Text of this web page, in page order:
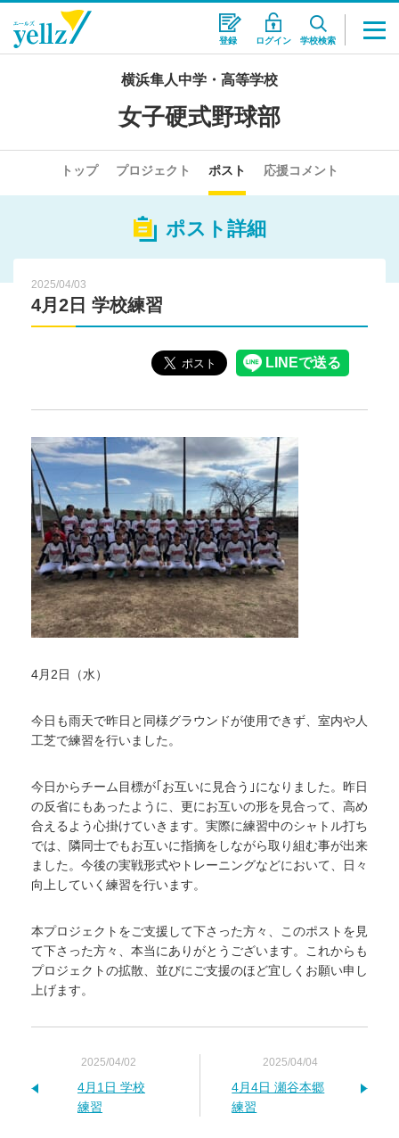
登録 ログイン 学校検索
横浜隼人中学・高等学校
女子硬式野球部
トップ プロジェクト ポスト 応援コメント
ポスト詳細
2025/04/03
4月2日 学校練習
4月2日（水）
今日も雨天で昨日と同様グラウンドが使用できず、室内や人
工芝で練習を行いました。
今日からチーム目標が｢お互いに見合う｣になりました。昨日
の反省にもあったように、更にお互いの形を見合って、高め
合えるよう心掛けていきます。実際に練習中のシャトル打ち
では、隣同士でもお互いに指摘をしながら取り組む事が出来
ました。今後の実戦形式やトレーニングなどにおいて、日々
向上していく練習を行います。
本プロジェクトをご支援して下さった方々、このポストを見
て下さった方々、本当にありがとうございます。これからも
プロジェクトの拡散、並びにご支援のほど宜しくお願い申し
上げます。
2025/04/02
4月1日 学校
練習
2025/04/04
4月4日 瀬谷本郷
練習